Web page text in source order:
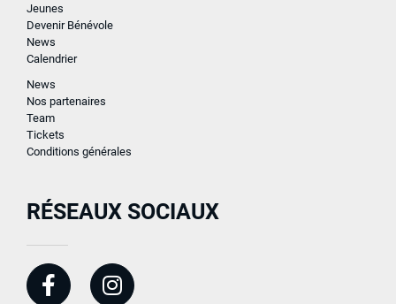
Jeunes
Devenir Bénévole
News
Calendrier
News
Nos partenaires
Team
Tickets
Conditions générales
RÉSEAUX SOCIAUX